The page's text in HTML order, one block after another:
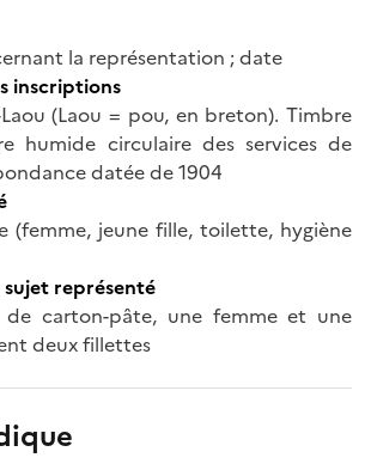
la représentation ; date
inscriptions
Laou (Laou = pou, en breton). Timbre
humide circulaire des services de
datée de 1904
(femme, jeune fille, toilette, hygiène
sujet représenté
carton-pâte, une femme et une
deux fillettes